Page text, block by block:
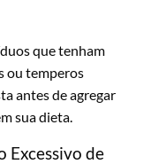
que tenham
ou temperos
antes de agregar
sua dieta.
Excessivo de